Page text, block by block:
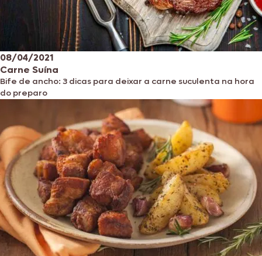
08/04/2021
Carne Suína
Bife de ancho: 3 dicas para deixar a carne suculenta na hora
do preparo